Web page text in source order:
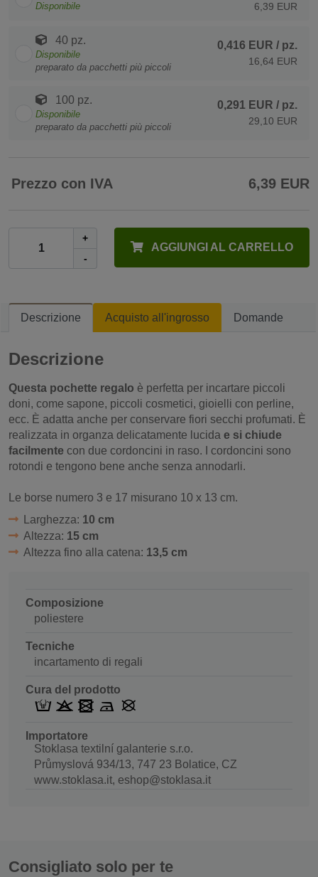
Disponibile 6,39 EUR
40 pz.
Disponibile
preparato da pacchetti più piccoli
0,416 EUR / pz.
16,64 EUR
100 pz.
Disponibile
preparato da pacchetti più piccoli
0,291 EUR / pz.
29,10 EUR
Prezzo con IVA 6,39 EUR
+
-
AGGIUNGI AL CARRELLO
Descrizione Acquisto all'ingrosso Domande
Descrizione
Questa pochette regalo è perfetta per incartare piccoli
doni, come sapone, piccoli cosmetici, gioielli con perline,
ecc. È adatta anche per conservare fiori secchi profumati. È
realizzata in organza delicatamente lucida e si chiude
facilmente con due cordoncini in raso. I cordoncini sono
rotondi e tengono bene anche senza annodarli.
Le borse numero 3 e 17 misurano 10 x 13 cm.
Larghezza: 10 cm
Altezza: 15 cm
Altezza fino alla catena: 13,5 cm
Composizione
poliestere
Tecniche
incartamento di regali
Cura del prodotto
Importatore
Stoklasa textilní galanterie s.r.o.
Průmyslová 934/13, 747 23 Bolatice, CZ
www.stoklasa.it, eshop@stoklasa.it
Consigliato solo per te